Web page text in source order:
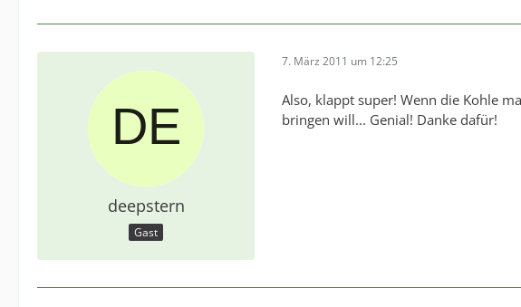
deepstern
Gast
7. März 2011 um 12:25
Also, klappt super! Wenn die Kohle
bringen will... Genial! Danke dafür!